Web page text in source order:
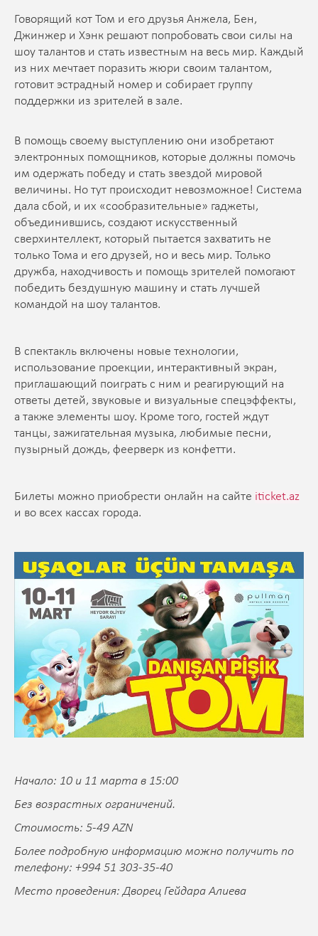
Говорящий кот Том и его друзья Анжела, Бен,
Джинжер и Хэнк решают попробовать свои силы на
шоу талантов и стать известным на весь мир. Каждый
из них мечтает поразить жюри своим талантом,
готовит эстрадный номер и собирает группу
поддержки из зрителей в зале.
В помощь своему выступлению они изобретают
электронных помощников, которые должны помочь
им одержать победу и стать звездой мировой
величины. Но тут происходит невозможное! Система
дала сбой, и их «сообразительные» гаджеты,
объединившись, создают искусственный
сверхинтеллект, который пытается захватить не
только Тома и его друзей, но и весь мир. Только
дружба, находчивость и помощь зрителей помогают
победить бездушную машину и стать лучшей
командой на шоу талантов.
В спектакль включены новые технологии,
использование проекции, интерактивный экран,
приглашающий поиграть с ним и реагирующий на
ответы детей, звуковые и визуальные спецэффекты,
а также элементы шоу. Кроме того, гостей ждут
танцы, зажигательная музыка, любимые песни,
пузырный дождь, феерверк из конфетти.
Билеты можно приобрести онлайн на сайте iticket.az
и во всех кассах города.
Начало: 10 и 11 марта в 15:00
Без возрастных ограничений.
Стоимость: 5-49 AZN
Более подробную информацию можно получить по
телефону: +994 51 303-35-40
Место проведения: Дворец Гейдара Алиева